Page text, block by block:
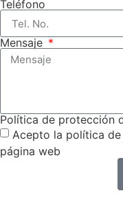
Teléfono
Mensaje
Política de protección
Acepto la política
página web